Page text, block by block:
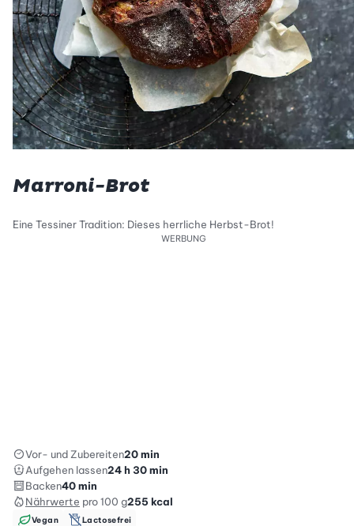
Marroni-Brot
Eine Tessiner Tradition: Dieses herrliche Herbst-Brot!
WERBUNG
Vor- und Zubereiten20 min
Aufgehen lassen24 h 30 min
Backen40 min
Nährwerte pro 100 g255 kcal
Vegan Lactosefrei